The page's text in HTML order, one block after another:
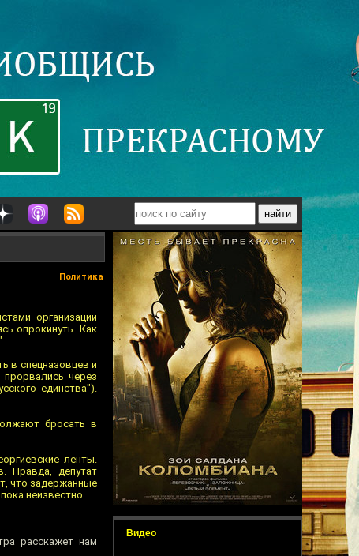
Видео
Политика
организации
опрокинуть. Как
в спецназовцев и
через
единства").
бросать в
ленты.
Правда, депутат
что задержанные
неизвестно
расскажет нам